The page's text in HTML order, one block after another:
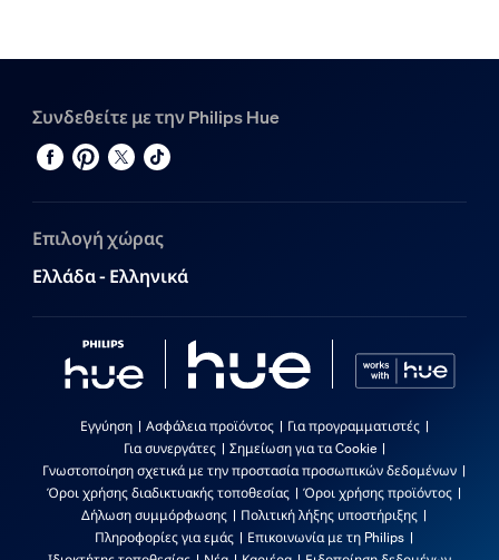
Συνδεθείτε με την Philips Hue
Επιλογή χώρας
Ελλάδα - Ελληνικά
Εγγύηση Ασφάλεια προϊόντος
Για προγραμματιστές
Για συνεργάτες
Σημείωση για τα Cookie
Γνωστοποίηση σχετικά με την προστασία προσωπικών δεδομένων
Όροι χρήσης διαδικτυακής τοποθεσίας
Όροι χρήσης προϊόντος
Δήλωση συμμόρφωσης
Πολιτική λήξης υποστήριξης
Πληροφορίες για εμάς
Επικοινωνία με τη Philips